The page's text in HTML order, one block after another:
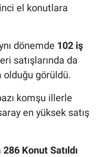
el konutlara
dönemde 102 iş
satışlarında da
olduğu görüldü.
komşu illerle
en yüksek satış
286 Konut Satıldı